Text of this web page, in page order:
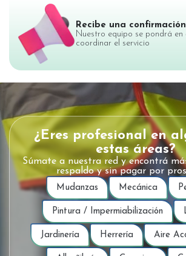
Recibe una confirmación
Nuestro equipo se pondrá
coordinar el servicio
¿Eres profesional en
estas áreas?
Súmate a nuestra red y encontrá
respaldo y sin pagar por
Mudanzas Mecánica
Pintura / Impermiabilización
Jardinería Herrería Aire